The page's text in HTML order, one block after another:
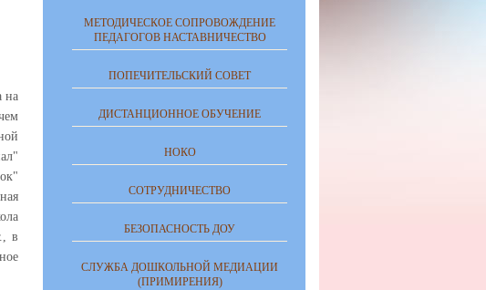
на
в
МЕТОДИЧЕСКОЕ СОПРОВОЖДЕНИЕ
ПЕДАГОГОВ НАСТАВНИЧЕСТВО
ПОПЕЧИТЕЛЬСКИЙ СОВЕТ
ДИСТАНЦИОННОЕ ОБУЧЕНИЕ
НОКО
СОТРУДНИЧЕСТВО
БЕЗОПАСНОСТЬ ДОУ
СЛУЖБА ДОШКОЛЬНОЙ МЕДИАЦИИ
(ПРИМИРЕНИЯ)